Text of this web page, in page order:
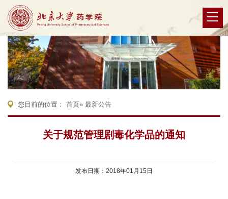
您目前的位置： 首页» 最新公告
关于规范管理剧毒化学品的通知
发布日期：2018年01月15日